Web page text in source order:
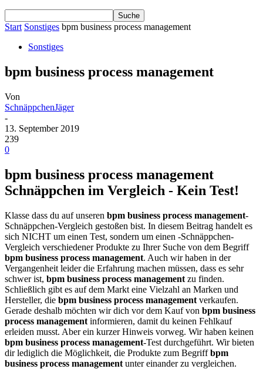
Start Sonstiges bpm business process management
Sonstiges
bpm business process management
Von
SchnäppchenJäger
-
13. September 2019
239
0
bpm business process management
Schnäppchen im Vergleich - Kein Test!
Klasse dass du auf unseren bpm business process management-
Schnäppchen-Vergleich gestoßen bist. In diesem Beitrag handelt es
sich NICHT um einen Test, sondern um einen -Schnäppchen-
Vergleich verschiedener Produkte zu Ihrer Suche von dem Begriff
bpm business process management. Auch wir haben in der
Vergangenheit leider die Erfahrung machen müssen, dass es sehr
schwer ist, bpm business process management zu finden.
Schließlich gibt es auf dem Markt eine Vielzahl an Marken und
Hersteller, die bpm business process management verkaufen.
Gerade deshalb möchten wir dich vor dem Kauf von bpm business
process management informieren, damit du keinen Fehlkauf
erleiden musst. Aber ein kurzer Hinweis vorweg. Wir haben keinen
bpm business process management-Test durchgeführt. Wir bieten
dir lediglich die Möglichkeit, die Produkte zum Begriffbpm
business process management unter einander zu vergleichen.